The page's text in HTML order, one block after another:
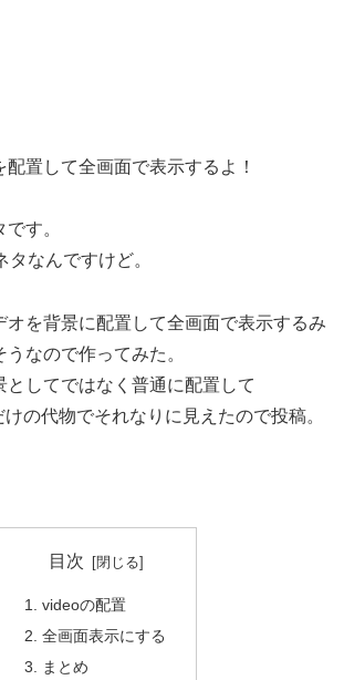
す。
なんですけど。
オを背景に配置して全画面で表示するみ
なので作ってみた。
としてではなく普通に配置して
の代物でそれなりに見えたので投稿。
目次
videoの配置
全画面表示にする
まとめ